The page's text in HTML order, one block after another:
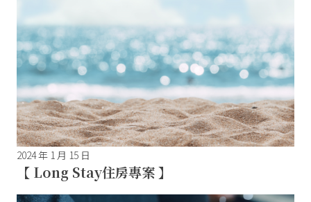
2024 年 1 月 15 日
【 Long Stay住房專案 】